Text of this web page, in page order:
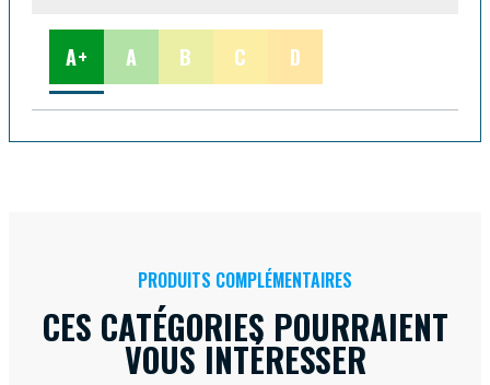
A+ A B C D
PRODUITS COMPLÉMENTAIRES
CES CATÉGORIES POURRAIENT
VOUS INTÉRESSER